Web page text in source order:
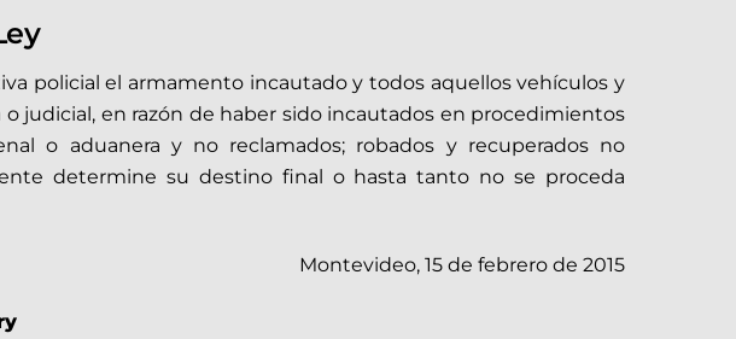
policial el armamento incautado y todos aquellos vehículos y
judicial, en razón de haber sido incautados en procedimientos
o aduanera y no reclamados; robados y recuperados no
determine su destino final o hasta tanto no se proceda
Montevideo, 15 de febrero de 2015